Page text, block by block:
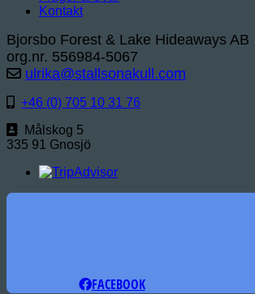
Kontakt
Bjorsbo Forest & Lake Hideaways AB
org.nr. 556984-5067
ulrika@stallsonakull.com
+46 (0) 705 10 31 76
Målskog 5
335 91 Gnosjö
FACEBOOK